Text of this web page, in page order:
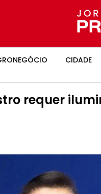
CIDADE
requer